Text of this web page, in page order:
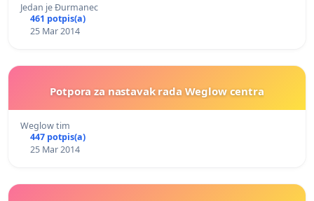
Jedan je Đurmanec
461 potpis(a)
25 Mar 2014
Potpora za nastavak rada Weglow centra
Weglow tim
447 potpis(a)
25 Mar 2014